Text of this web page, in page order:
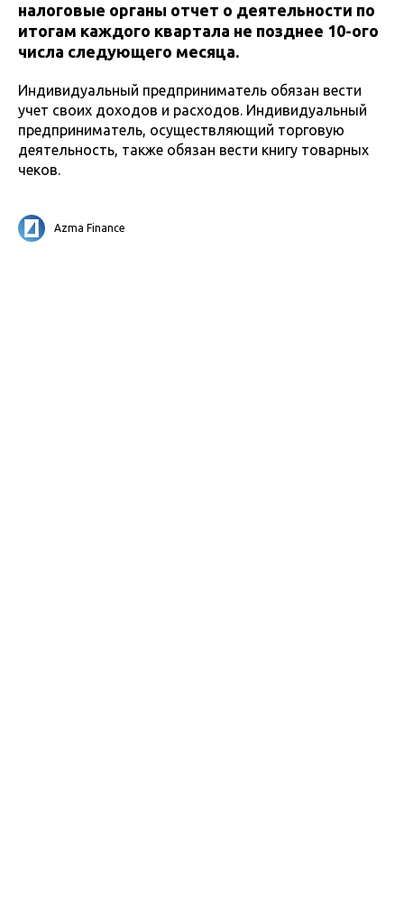
налоговые органы отчет о деятельности по
итогам каждого квартала не позднее 10-ого
числа следующего месяца.
Индивидуальный предприниматель обязан вести
учет своих доходов и расходов. Индивидуальный
предприниматель, осуществляющий торговую
деятельность, также обязан вести книгу товарных
чеков.
Azma Finance